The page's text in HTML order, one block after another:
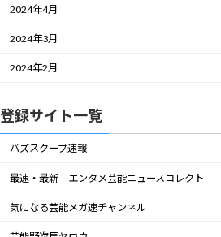
2024年4月
2024年3月
2024年2月
登録サイト一覧
バズスクープ速報
最速・最新 エンタメ芸能ニュースコレクト
気になる芸能メガ速チャンネル